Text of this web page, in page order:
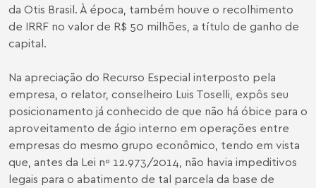
da Otis Brasil. À época, também houve o recolhimento
de IRRF no valor de R$ 50 milhões, a título de ganho de
capital.
Na apreciação do Recurso Especial interposto pela
empresa, o relator, conselheiro Luis Toselli, expôs seu
posicionamento já conhecido de que não há óbice para o
aproveitamento de ágio interno em operações entre
empresas do mesmo grupo econômico, tendo em vista
que, antes da Lei nº 12.973/2014, não havia impeditivos
legais para o abatimento de tal parcela da base de